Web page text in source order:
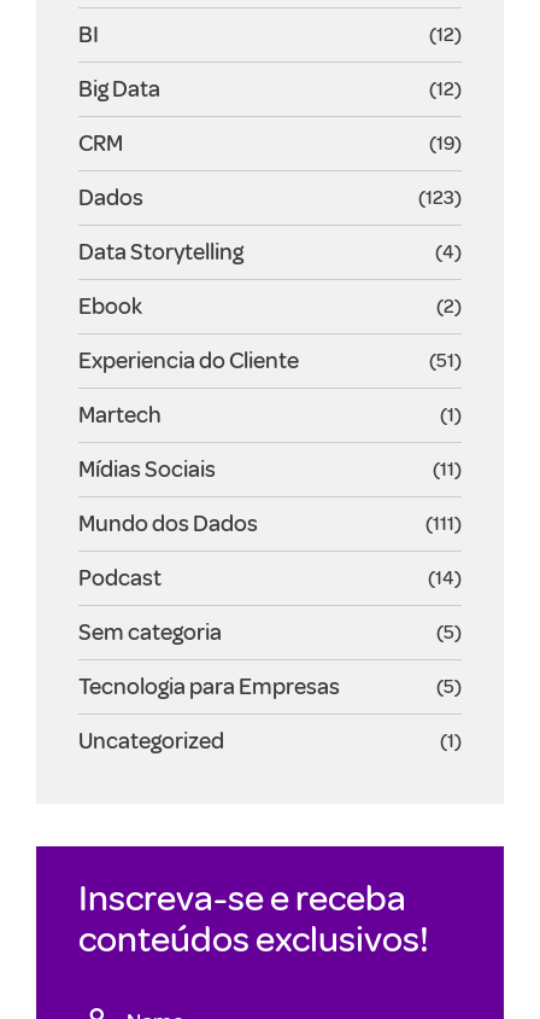
BI (12)
Big Data (12)
CRM (19)
Dados (123)
Data Storytelling (4)
Ebook (2)
Experiencia do Cliente (51)
Martech (1)
Mídias Sociais (11)
Mundo dos Dados (111)
Podcast (14)
Sem categoria (5)
Tecnologia para Empresas (5)
Uncategorized (1)
Inscreva-se e receba
conteúdos exclusivos!